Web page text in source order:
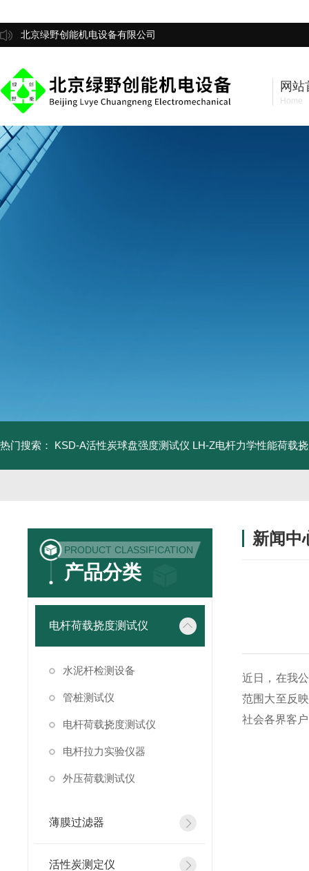
北京绿野创能机电设备有限公司
网站
Home
热门搜索： KSD-A活性炭球盘强度测试仪 LH-Z电杆力学性能荷载
PRODUCT CLASSIFICATION
产品分类
电杆荷载挠度测试仪
水泥杆检测设备
管桩测试仪
电杆荷载挠度测试仪
电杆拉力实验仪器
外压荷载测试仪
薄膜过滤器
活性炭测定仪
新闻中
近日，在我
范围大至反
社会各界客